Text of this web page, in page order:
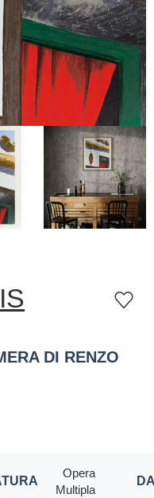
DI RENZO
Opera
Multipla